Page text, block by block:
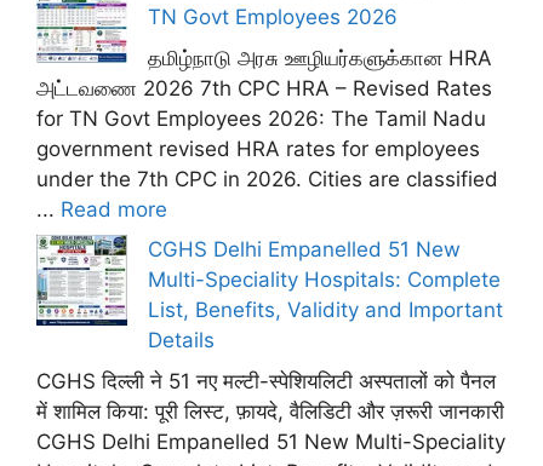
TN Govt Employees 2026
தமிழ்நாடு அரசு ஊழியர்களுக்கான HRA
அட்டவணை 2026 7th CPC HRA – Revised Rates
for TN Govt Employees 2026: The Tamil Nadu
government revised HRA rates for employees
under the 7th CPC in 2026. Cities are classified
... Read more
CGHS Delhi Empanelled 51 New
Multi-Speciality Hospitals: Complete
List, Benefits, Validity and Important
Details
CGHS दिल्ली ने 51 नए मल्टी-स्पेशियलिटी अस्पतालों को पैनल
में शामिल किया: पूरी लिस्ट, फ़ायदे, वैलिडिटी और ज़रूरी जानकारी
CGHS Delhi Empanelled 51 New Multi-Speciality